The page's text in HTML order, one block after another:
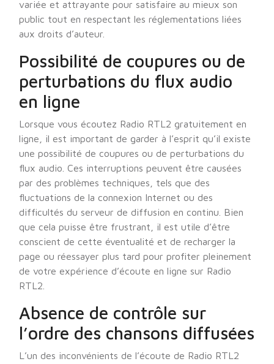
variée et attrayante pour satisfaire au mieux son
public tout en respectant les réglementations liées
aux droits d’auteur.
Possibilité de coupures ou de
perturbations du flux audio
en ligne
Lorsque vous écoutez Radio RTL2 gratuitement en
ligne, il est important de garder à l’esprit qu’il existe
une possibilité de coupures ou de perturbations du
flux audio. Ces interruptions peuvent être causées
par des problèmes techniques, tels que des
fluctuations de la connexion Internet ou des
difficultés du serveur de diffusion en continu. Bien
que cela puisse être frustrant, il est utile d’être
conscient de cette éventualité et de recharger la
page ou réessayer plus tard pour profiter pleinement
de votre expérience d’écoute en ligne sur Radio
RTL2.
Absence de contrôle sur
l’ordre des chansons diffusées
L’un des inconvénients de l’écoute de Radio RTL2